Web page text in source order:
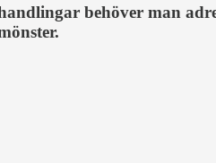
behöver man